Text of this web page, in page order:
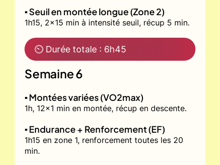
▪️ Seuil en montée longue (Zone 2)
1h15, 2x15 min à intensité seuil, récup 5 min.
⏲ Durée totale : 6h45
Semaine 6
▪️ Montées variées (VO2max)
1h, 12x1 min en montée, récup en descente.
▪️ Endurance + Renforcement (EF)
1h15 en zone 1, renforcement toutes les 20
min.